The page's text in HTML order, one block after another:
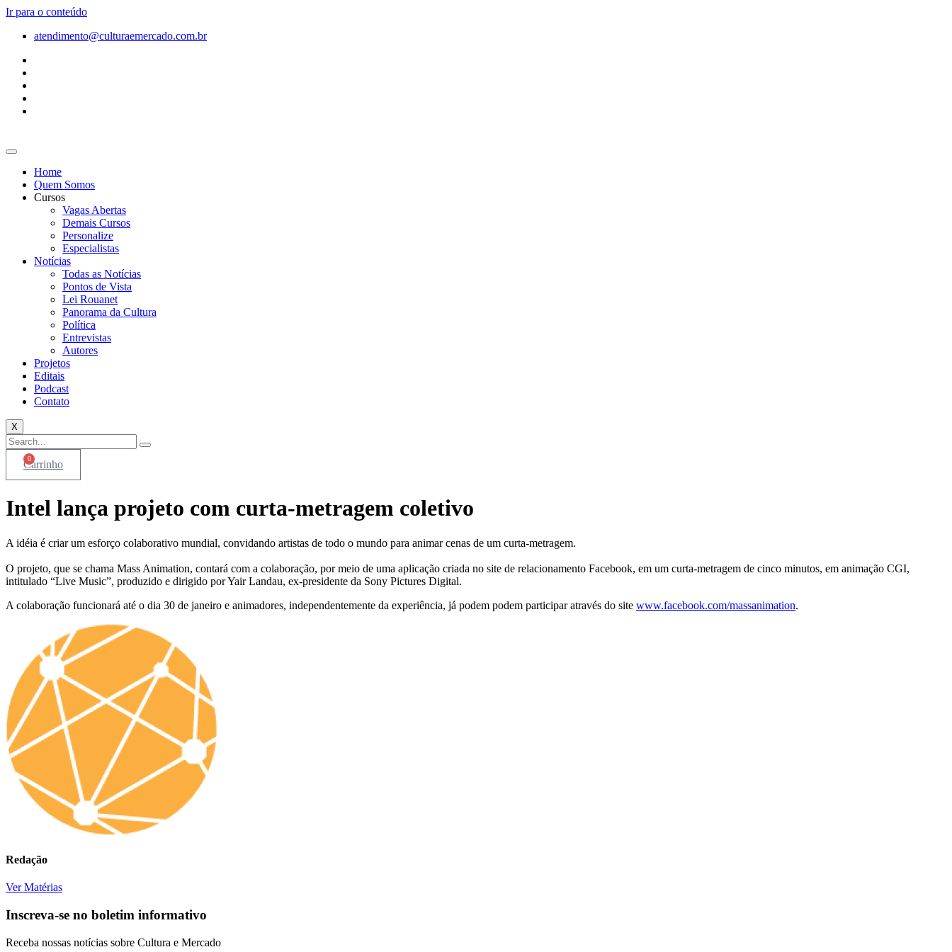
Ir para o conteúdo
atendimento@culturaemercado.com.br
Home
Quem Somos
Cursos
Vagas Abertas
Demais Cursos
Personalize
Especialistas
Notícias
Todas as Notícias
Pontos de Vista
Lei Rouanet
Panorama da Cultura
Política
Entrevistas
Autores
Projetos
Editais
Podcast
Contato
X
0
Carrinho
Intel lança projeto com curta-metragem coletivo
A idéia é criar um esforço colaborativo mundial, convidando artistas de todo o mundo para animar cenas de um curta-metragem.
O projeto, que se chama Mass Animation, contará com a colaboração, por meio de uma aplicação criada no site de relacionamento Facebook, em um curta-metragem de cinco minutos, em animação CGI,
intitulado “Live Music”, produzido e dirigido por Yair Landau, ex-presidente da Sony Pictures Digital.
A colaboração funcionará até o dia 30 de janeiro e animadores, independentemente da experiência, já podem podem participar através do site www.facebook.com/massanimation.
Redação
Ver Matérias
Inscreva-se no boletim informativo
Receba nossas notícias sobre Cultura e Mercado